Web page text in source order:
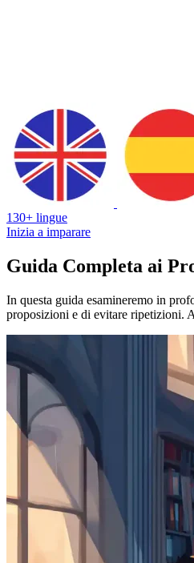
130+ lingue
Inizia a imparare
Guida Completa ai
In questa guida esamineremo in
proposizioni e di evitare ripetizioni.